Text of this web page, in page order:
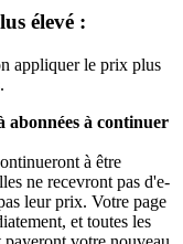
élevé :
appliquer le prix plus
abonnées à continuer
à être
ne recevront pas d'e-
leur prix. Votre page
et toutes les